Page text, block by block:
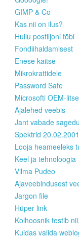
GIMP & Co
Kas nii on ilus?
Hullu postiljoni tõbi
Fondiihaldamisest
Enese kaitse
Mikrokrattidele
Password Safe
Microsofti OEM-
Ajalehed veebis
Jant vabade
Spektrid 20.02.2001
Looja heameeleks
Keel ja tehnoloogia
Vilma Pudeo
Ajaveebindusest
Jargon file
Hüper link
Kolhoosnik testib
Kuidas valida